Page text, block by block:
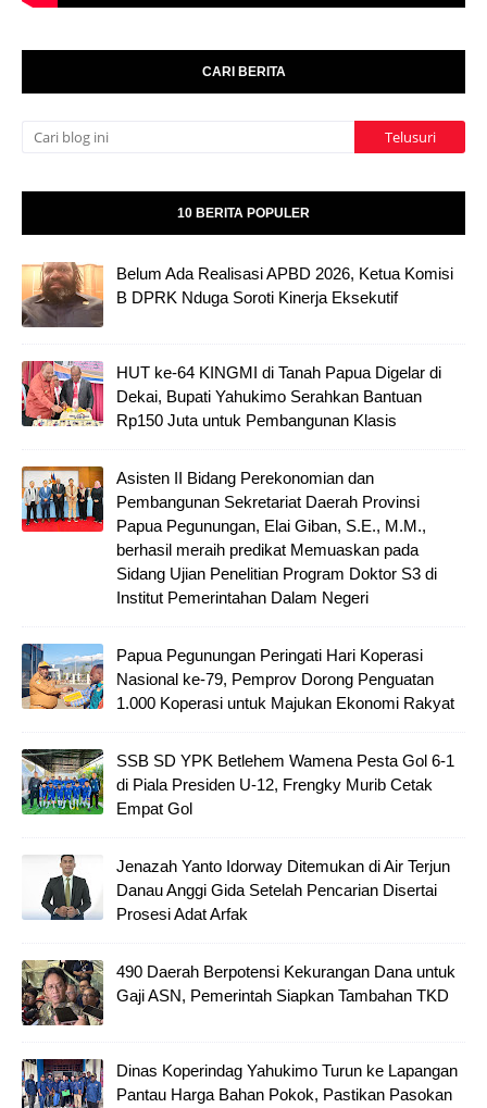
CARI BERITA
10 BERITA POPULER
Belum Ada Realisasi APBD 2026, Ketua Komisi
B DPRK Nduga Soroti Kinerja Eksekutif
HUT ke-64 KINGMI di Tanah Papua Digelar di
Dekai, Bupati Yahukimo Serahkan Bantuan
Rp150 Juta untuk Pembangunan Klasis
Asisten II Bidang Perekonomian dan
Pembangunan Sekretariat Daerah Provinsi
Papua Pegunungan, Elai Giban, S.E., M.M.,
berhasil meraih predikat Memuaskan pada
Sidang Ujian Penelitian Program Doktor S3 di
Institut Pemerintahan Dalam Negeri
Papua Pegunungan Peringati Hari Koperasi
Nasional ke-79, Pemprov Dorong Penguatan
1.000 Koperasi untuk Majukan Ekonomi Rakyat
SSB SD YPK Betlehem Wamena Pesta Gol 6-1
di Piala Presiden U-12, Frengky Murib Cetak
Empat Gol
Jenazah Yanto Idorway Ditemukan di Air Terjun
Danau Anggi Gida Setelah Pencarian Disertai
Prosesi Adat Arfak
490 Daerah Berpotensi Kekurangan Dana untuk
Gaji ASN, Pemerintah Siapkan Tambahan TKD
Dinas Koperindag Yahukimo Turun ke Lapangan
Pantau Harga Bahan Pokok, Pastikan Pasokan